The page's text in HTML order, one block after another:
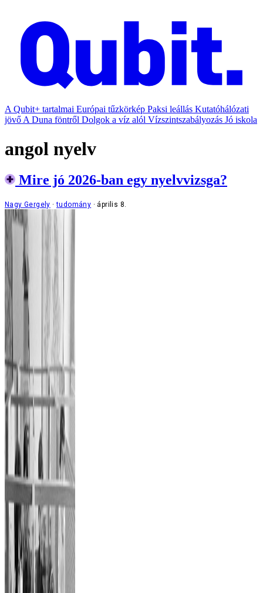
A Qubit+ tartalmai Európai tűzkörkép Paksi leállás Kutatóhálózati
jövő A Duna föntről Dolgok a víz alól Vízszintszabályozás Jó iskola
angol nyelv
Mire jó 2026-ban egy nyelvvizsga?
Nagy Gergely tudomány április 8.